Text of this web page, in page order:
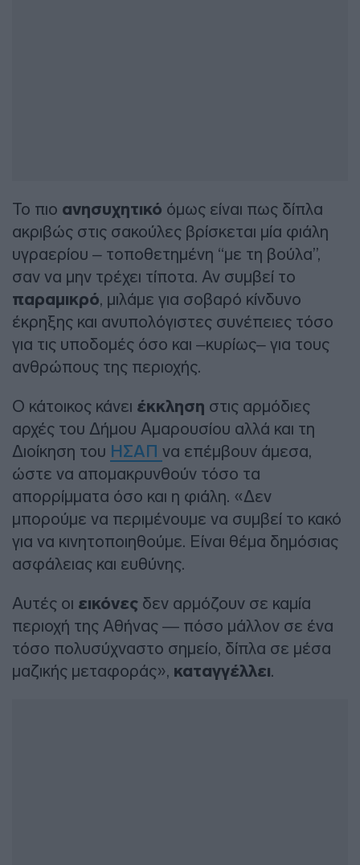
Το πιο ανησυχητικό όμως είναι πως δίπλα
ακριβώς στις σακούλες βρίσκεται μία φιάλη
υγραερίου – τοποθετημένη “με τη βούλα”,
σαν να μην τρέχει τίποτα. Αν συμβεί το
παραμικρό, μιλάμε για σοβαρό κίνδυνο
έκρηξης και ανυπολόγιστες συνέπειες τόσο
για τις υποδομές όσο και –κυρίως– για τους
ανθρώπους της περιοχής.
Ο κάτοικος κάνει έκκληση στις αρμόδιες
αρχές του Δήμου Αμαρουσίου αλλά και τη
Διοίκηση του ΗΣΑΠ να επέμβουν άμεσα,
ώστε να απομακρυνθούν τόσο τα
απορρίμματα όσο και η φιάλη. «Δεν
μπορούμε να περιμένουμε να συμβεί το κακό
για να κινητοποιηθούμε. Είναι θέμα δημόσιας
ασφάλειας και ευθύνης.
Αυτές οι εικόνες δεν αρμόζουν σε καμία
περιοχή της Αθήνας — πόσο μάλλον σε ένα
τόσο πολυσύχναστο σημείο, δίπλα σε μέσα
μαζικής μεταφοράς», καταγγέλλει.